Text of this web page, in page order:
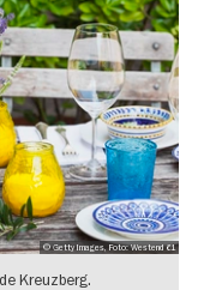
© Getty Images, Foto: Westend 61
Kreuzberg.